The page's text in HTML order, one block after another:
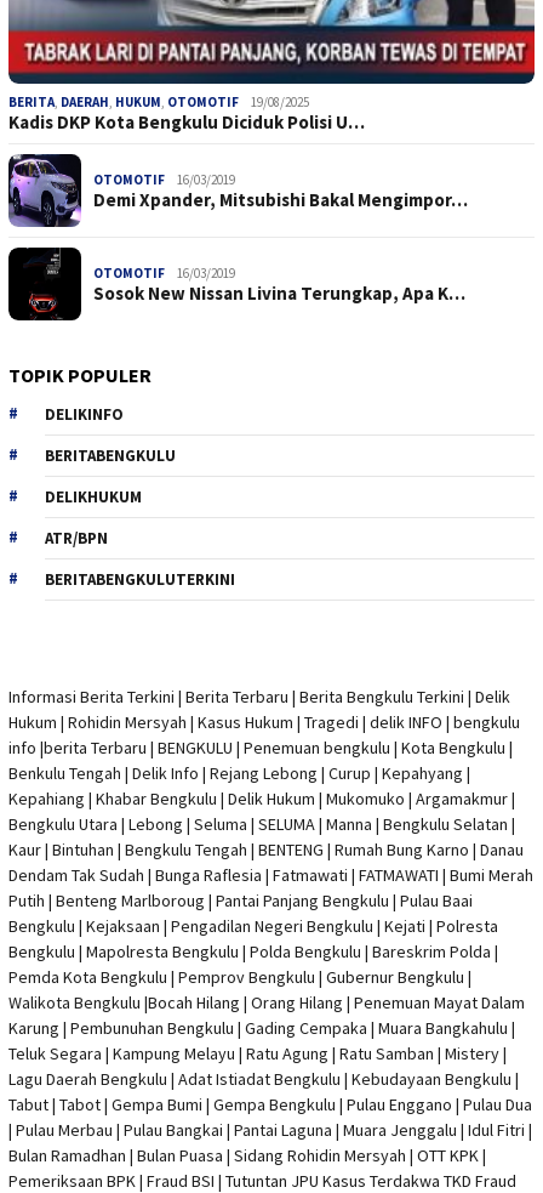
BERITA DAERAH HUKUM OTOMOTIF 19/08/2025
Kadis DKP Kota Bengkulu Diciduk Polisi U…
OTOMOTIF 16/03/2019
Demi Xpander, Mitsubishi Bakal Mengimpor…
OTOMOTIF 16/03/2019
Sosok New Nissan Livina Terungkap, Apa K…
TOPIK POPULER
DELIKINFO
BERITABENGKULU
DELIKHUKUM
ATR/BPN
BERITABENGKULUTERKINI
Informasi Berita Terkini | Berita Terbaru | Berita Bengkulu Terkini | Delik
Hukum | Rohidin Mersyah | Kasus Hukum | Tragedi | delik INFO | bengkulu
info |berita Terbaru | BENGKULU | Penemuan bengkulu | Kota Bengkulu |
Benkulu Tengah | Delik Info | Rejang Lebong | Curup | Kepahyang |
Kepahiang | Khabar Bengkulu | Delik Hukum | Mukomuko | Argamakmur |
Bengkulu Utara | Lebong | Seluma | SELUMA | Manna | Bengkulu Selatan |
Kaur | Bintuhan | Bengkulu Tengah | BENTENG | Rumah Bung Karno | Danau
Dendam Tak Sudah | Bunga Raflesia | Fatmawati | FATMAWATI | Bumi Merah
Putih | Benteng Marlboroug | Pantai Panjang Bengkulu | Pulau Baai
Bengkulu | Kejaksaan | Pengadilan Negeri Bengkulu | Kejati | Polresta
Bengkulu | Mapolresta Bengkulu | Polda Bengkulu | Bareskrim Polda |
Pemda Kota Bengkulu | Pemprov Bengkulu | Gubernur Bengkulu |
Walikota Bengkulu |Bocah Hilang | Orang Hilang | Penemuan Mayat Dalam
Karung | Pembunuhan Bengkulu | Gading Cempaka | Muara Bangkahulu |
Teluk Segara | Kampung Melayu | Ratu Agung | Ratu Samban | Mistery |
Lagu Daerah Bengkulu | Adat Istiadat Bengkulu | Kebudayaan Bengkulu |
Tabut | Tabot | Gempa Bumi | Gempa Bengkulu | Pulau Enggano | Pulau Dua
| Pulau Merbau | Pulau Bangkai | Pantai Laguna | Muara Jenggalu | Idul Fitri |
Bulan Ramadhan | Bulan Puasa | Sidang Rohidin Mersyah | OTT KPK |
Pemeriksaan BPK | Fraud BSI | Tutuntan JPU Kasus Terdakwa TKD Fraud